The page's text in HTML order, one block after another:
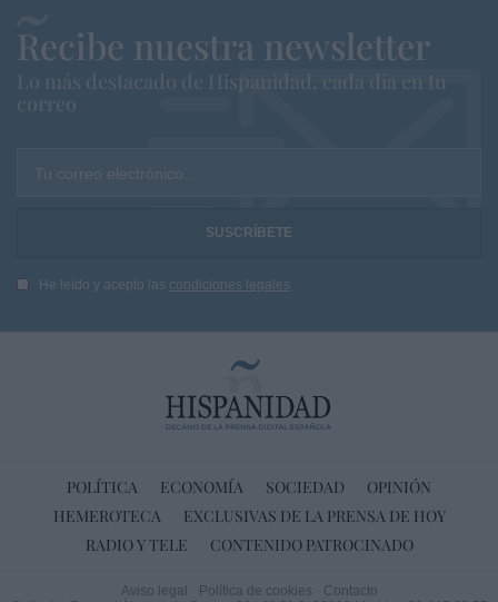
Recibe nuestra newsletter
Lo más destacado de Hispanidad, cada dia en tu
correo
Tu correo electrónico...
He leído y acepto las condiciones legales
POLÍTICA ECONOMÍA SOCIEDAD
OPINIÓN
HEMEROTECA
EXCLUSIVAS DE LA PRENSA DE HOY
RADIO Y TELE
CONTENIDO PATROCINADO
Aviso legal Política de cookies
Contacto